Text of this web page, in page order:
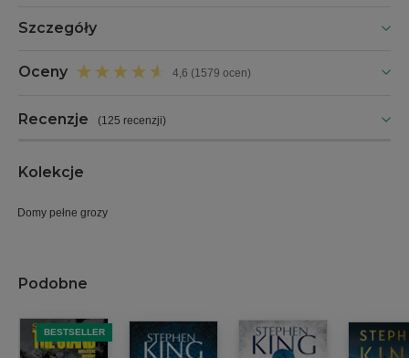
Szczegóły
Oceny 4,6 (1579 ocen)
Recenzje (125 recenzji)
Kolekcje
Domy pełne grozy
Podobne
BESTSELLER